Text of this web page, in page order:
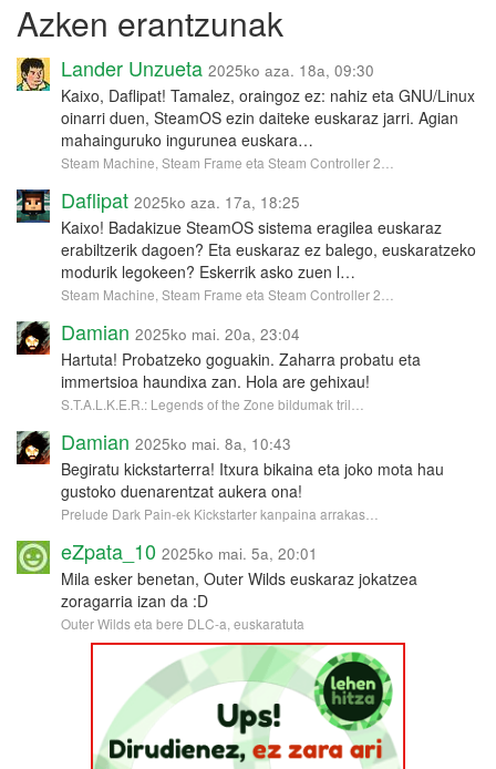
Azken erantzunak
Lander Unzueta 2025ko aza. 18a, 09:30
Kaixo, Daflipat! Tamalez, oraingoz ez: nahiz eta GNU/Linux
oinarri duen, SteamOS ezin daiteke euskaraz jarri. Agian
mahainguruko ingurunea euskara…
Steam Machine, Steam Frame eta Steam Controller 2…
Daflipat 2025ko aza. 17a, 18:25
Kaixo! Badakizue SteamOS sistema eragilea euskaraz
erabiltzerik dagoen? Eta euskaraz ez balego, euskaratzeko
modurik legokeen? Eskerrik asko zuen l…
Steam Machine, Steam Frame eta Steam Controller 2…
Damian 2025ko mai. 20a, 23:04
Hartuta! Probatzeko goguakin. Zaharra probatu eta
immertsioa haundixa zan. Hola are gehixau!
S.T.A.L.K.E.R.: Legends of the Zone bildumak tril…
Damian 2025ko mai. 8a, 10:43
Begiratu kickstarterra! Itxura bikaina eta joko mota hau
gustoko duenarentzat aukera ona!
Prelude Dark Pain-ek Kickstarter kanpaina arrakas…
eZpata_10 2025ko mai. 5a, 20:01
Mila esker benetan, Outer Wilds euskaraz jokatzea
zoragarria izan da :D
Outer Wilds eta bere DLC-a, euskaratuta